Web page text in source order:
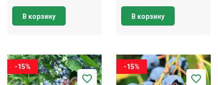
В корзину В корзину
-15% -15%